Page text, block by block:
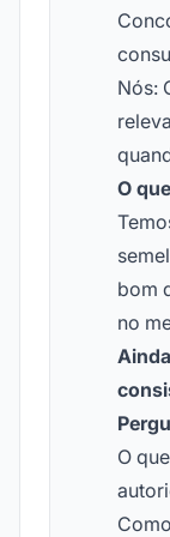
Nós:
O
bom
no
O